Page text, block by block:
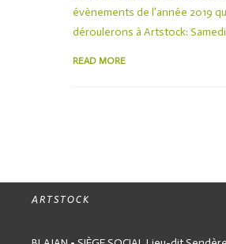
évènements de l’année 2019
déroulerons à Artstock:
READ MORE
ARTSTOCK